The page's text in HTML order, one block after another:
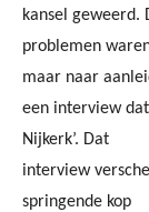
kansel geweerd.
problemen
maar naar
een interview dat
Nijkerk’. Dat
interview
springende kop